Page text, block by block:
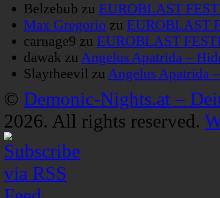
Belzebub zu EUROBLAST
Max Gregorio zu EUROBLAST
carnage9 zu EUROBLAST
dawak zuAngelus Apatrida –
Slaytheevil zuAngelus Apatrida
© Demonic-Nights.at –
2026. All rights reserved.